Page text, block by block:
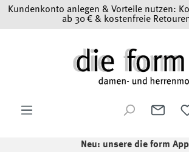
Zum Hauptinhalt springen
Kundenkonto anlegen & Vorteile nutzen:
ab 30 € & kostenfreie
Neu: unsere die form